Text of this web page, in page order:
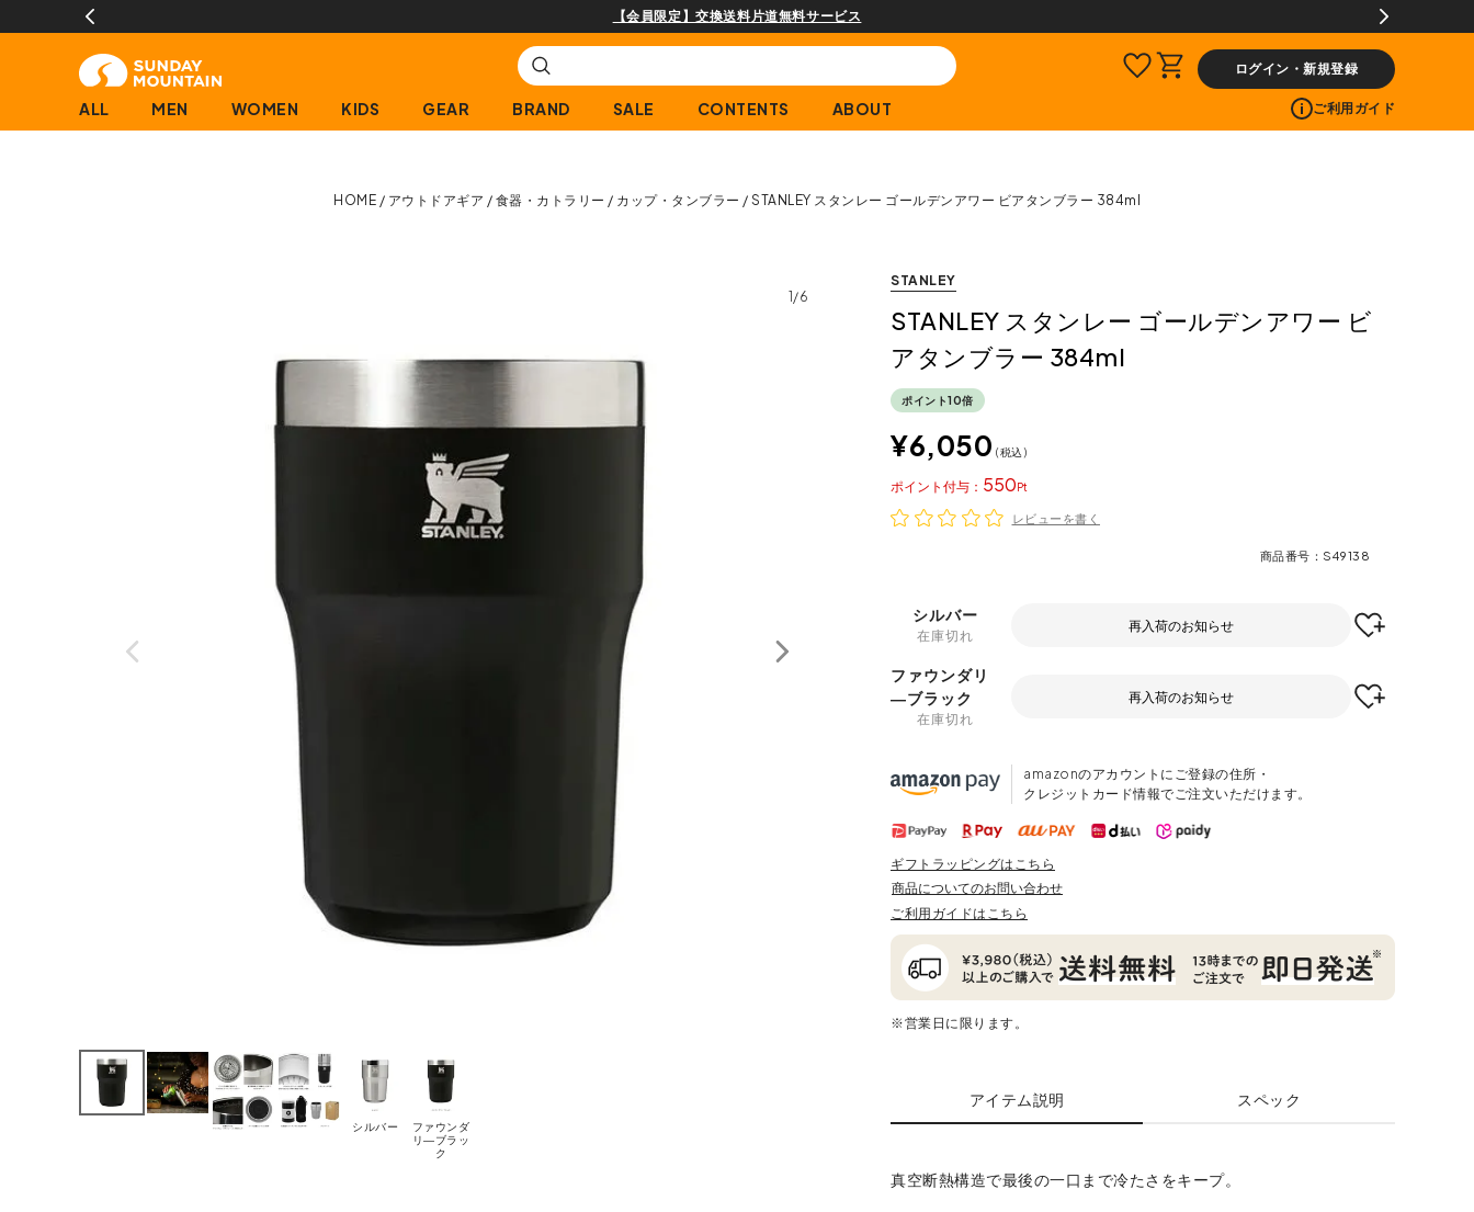
【会員限定】交換送料片道無料サービス
ログイン・新規登録
ALL MEN WOMEN KIDS GEAR BRAND SALE CONTENTS ABOUT ご利用ガイド
HOME アウトドアギア 食器・カトラリー カップ・タンブラー STANLEY スタンレー ゴールデンアワー ビアタンブラー 384ml
1/6
シルバー
ファウンダ
リ―ブラッ
ク
STANLEY
STANLEY スタンレー ゴールデンアワー ビ
アタンブラー 384ml
ポイント10倍
¥6,050 税込
550
ポイント
レビューを書く
商品番号 S49138
シルバー
在庫切れ
再入荷のお知らせ
ファウンダリ
―ブラック
在庫切れ
再入荷のお知らせ
amazonのアカウントにご登録の住所・
クレジットカード情報でご注文いただけます。
ギフトラッピングはこちら
商品についてのお問い合わせ
ご利用ガイドはこちら
※営業日に限ります。
アイテム説明 スペック
真空断熱構造で最後の一口まで冷たさをキープ。